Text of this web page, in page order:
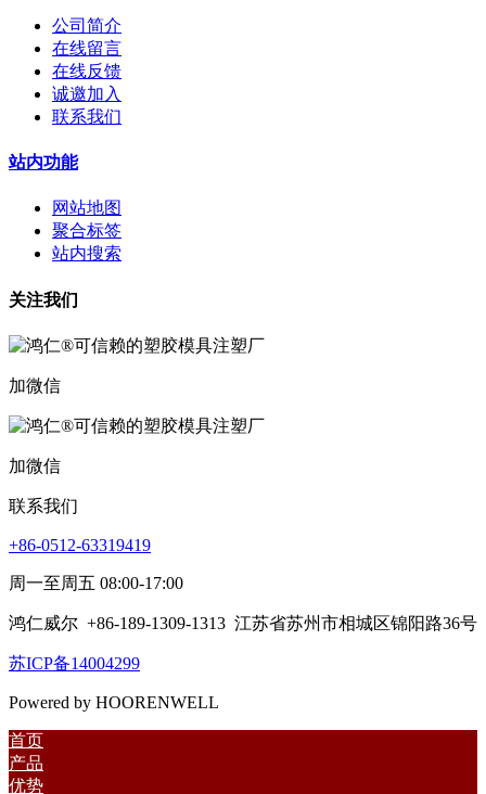
公司简介
在线留言
在线反馈
诚邀加入
联系我们
站内功能
网站地图
聚合标签
站内搜索
关注我们
加微信
加微信
联系我们
+86-0512-63319419
周一至周五 08:00-17:00
鸿仁威尔 +86-189-1309-1313 江苏省苏州市相城区锦阳路36号
苏ICP备14004299
Powered by HOORENWELL
首页
产品
优势